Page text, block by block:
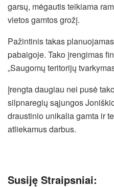
garsų, mėgautis teikiama
vietos gamtos grožį.
Pažintinis takas
pabaigoje. Tako įrengimas
„Saugomų teritorijų
Įrengta daugiau nei pusė
silpnaregių sąjungos
draustinio unikalia gamta ir
atliekamus darbus.
Susiję Straipsniai: